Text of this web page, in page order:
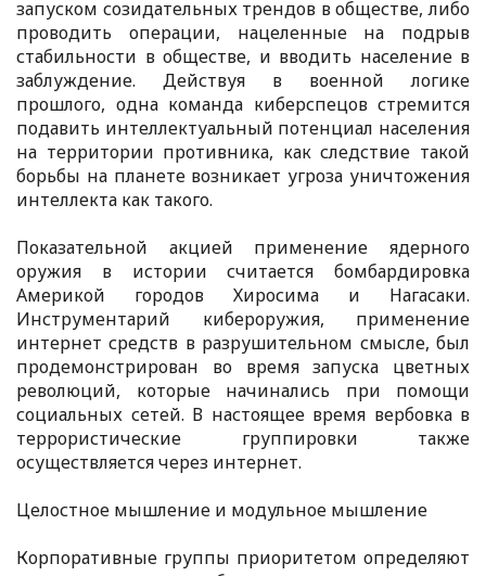
запуском созидательных трендов в обществе, либо
проводить операции, нацеленные на подрыв
стабильности в обществе, и вводить население в
заблуждение. Действуя в военной логике
прошлого, одна команда киберспецов стремится
подавить интеллектуальный потенциал населения
на территории противника, как следствие такой
борьбы на планете возникает угроза уничтожения
интеллекта как такого.
Показательной акцией применение ядерного
оружия в истории считается бомбардировка
Америкой городов Хиросима и Нагасаки.
Инструментарий кибероружия, применение
интернет средств в разрушительном смысле, был
продемонстрирован во время запуска цветных
революций, которые начинались при помощи
социальных сетей. В настоящее время вербовка в
террористические группировки также
осуществляется через интернет.
Целостное мышление и модульное мышление
Корпоративные группы приоритетом определяют